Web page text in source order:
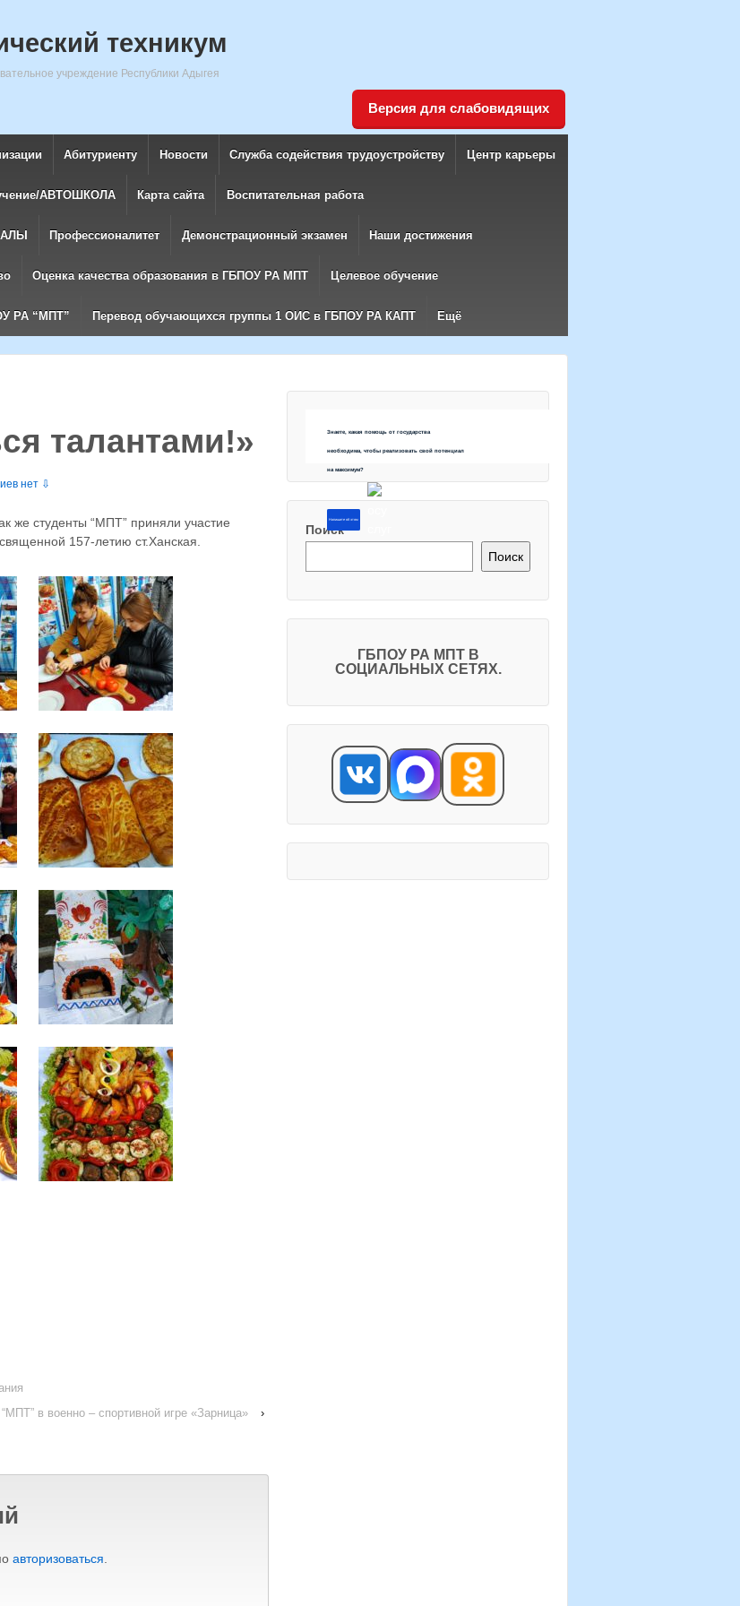
техникум
учреждение Республики Адыгея
Версия для слабовидящих
Абитуриенту Новости Служба содействия трудоустройству Центр карьеры
АВТОШКОЛА Карта сайта Воспитательная работа
Профессионалитет Демонстрационный экзамен Наши достижения
Оценка качества образования в ГБПОУ РА МПТ Целевое обучение
РА “МПТ” Перевод обучающихся группы 1 ОИС в ГБПОУ РА КАПТ Ещё
талантами!»
нет ⇩
же студенты “МПТ” приняли участие
157-летию ст.Ханская.
в военно – спортивной игре «Зарница»
›
авторизоваться
Знаете, какая помощь от государства
необходима, чтобы реализовать свой потенциал
на максимум?
Напишите об этом
Поиск
Поиск
ГБПОУ РА МПТ В
СОЦИАЛЬНЫХ СЕТЯХ.